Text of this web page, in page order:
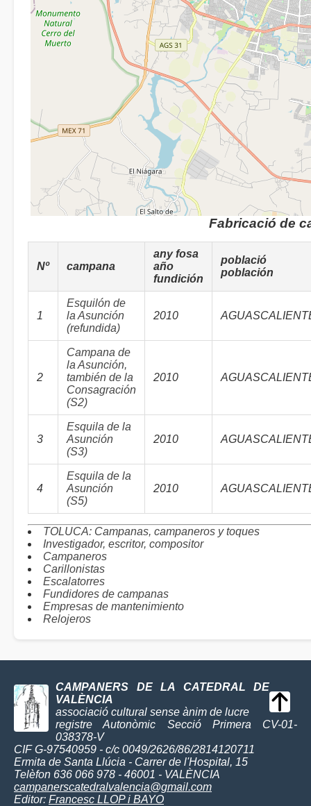
Fabricació de
Nº campana
any fosa
año
fundición
població
población
1
Esquilón de
la Asunción
(refundida)
2010
2
Campana de
la Asunción,
también de la
Consagración
(S2)
2010
3
Esquila de la
Asunción
(S3)
2010
4
Esquila de la
Asunción
(S5)
2010
TOLUCA: Campanas, campaneros y toques
Investigador, escritor, compositor
Campaneros
Carillonistas
Escalatorres
Fundidores de campanas
Empresas de mantenimiento
Relojeros
CAMPANERS DE LA CATEDRAL DE
VALÈNCIA
associació cultural sense ànim de lucre
registre Autonòmic Secció Primera CV-01-
038378-V
CIF G-97540959 - c/c 0049/2626/86/2814120711
Ermita de Santa Llúcia - Carrer de l'Hospital, 15
Telèfon 636 066 978 - 46001 - VALÈNCIA
campanerscatedralvalencia@gmail.com
Editor: Francesc LLOP i BAYO